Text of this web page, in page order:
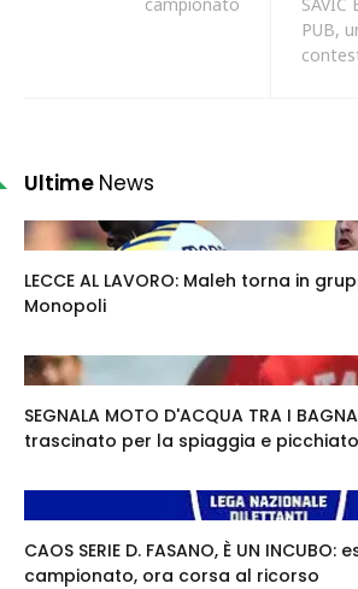
PUB,
Ultime News
LECCE AL LAVORO: Maleh torna in
Monopoli
SEGNALA MOTO D'ACQUA TRA I
trascinato per la spiaggia e
CAOS SERIE D. FASANO, È UN
campionato, ora corsa al ricorso